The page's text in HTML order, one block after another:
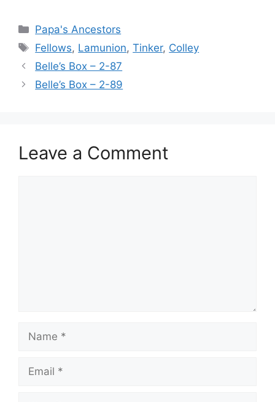
Categories
Papa's Ancestors
Tags
Fellows, Lamunion,Tinker, Colley
Belle’s Box – 2-87
Belle’s Box – 2-89
Leave a Comment
Name
Email
Website